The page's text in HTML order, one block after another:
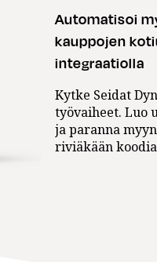
Automatisoi
kauppojen
integraatiolla
Kytke Seidat
työvaiheet. Luo
ja paranna
riviäkään